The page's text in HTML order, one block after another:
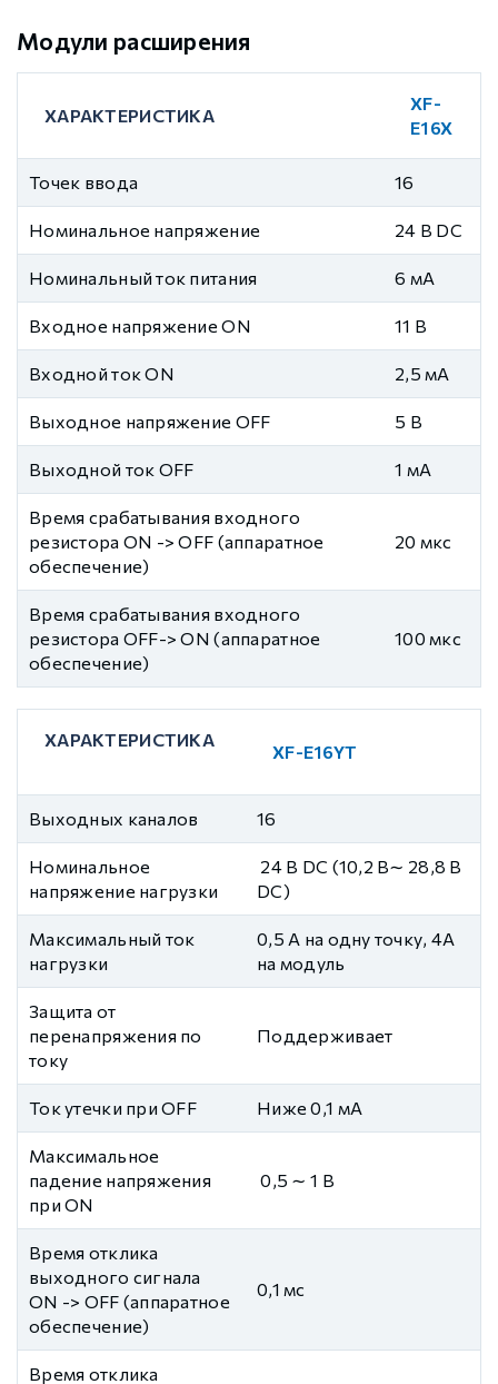
Модули расширения
ХАРАКТЕРИСТИКА
XF-
E16X
Точек ввода 16
Номинальное напряжение 24 В DC
Номинальный ток питания 6 мА
Входное напряжение ON 11 В
Входной ток ON 2,5 мА
Выходное напряжение OFF 5 В
Выходной ток OFF 1 мА
Время срабатывания входного
резистора ON -> OFF (аппаратное
обеспечение)
20 мкс
Время срабатывания входного
резистора OFF-> ON (аппаратное
обеспечение)
100 мкс
ХАРАКТЕРИСТИКА
XF-E16YT
Выходных каналов 16
Номинальное
напряжение нагрузки
24 В DC (10,2 В∼ 28,8 В
DC)
Максимальный ток
нагрузки
0,5 А на одну точку, 4А
на модуль
Защита от
перенапряжения по
току
Поддерживает
Ток утечки при OFF Ниже 0,1 мА
Максимальное
падение напряжения
при ON
0,5 ∼ 1 В
Время отклика
выходного сигнала
ON -> OFF (аппаратное
обеспечение)
0,1 мс
Время отклика